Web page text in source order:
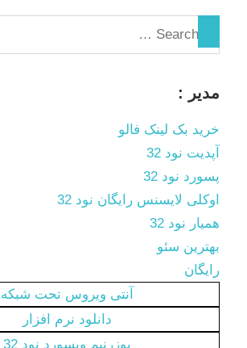
مدیر :
خرید بک لینک فالو
آپدیت نود 32
پسورد نود 32
اوکلی لایسنس رایگان نود 32
همیار نود 32
بهترین سئو
رایگان
آنتی ویروس تحت شبکه
دانلود نرم افزار
یوزرنیم وپسورد نود 32